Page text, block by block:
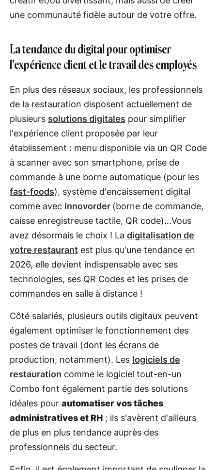
une communauté fidèle autour de votre offre.
La tendance du digital pour optimiser
l'expérience client et le travail des employés
En plus des réseaux sociaux, les professionnels
de la restauration disposent actuellement de
plusieurs solutions digitales pour simplifier
l'expérience client proposée par leur
établissement : menu disponible via un QR Code
à scanner avec son smartphone, prise de
commande à une borne automatique (pour les
fast-foods), système d'encaissement digital
comme avec Innovorder (borne de commande,
caisse enregistreuse tactile, QR code)…Vous
avez désormais le choix ! La digitalisation de
votre restaurant est plus qu'une tendance en
2026, elle devient indispensable avec ses
technologies, ses QR Codes et les prises de
commandes en salle à distance !
Côté salariés, plusieurs outils digitaux peuvent
également optimiser le fonctionnement des
postes de travail (dont les écrans de
production, notamment). Les logiciels de
restauration comme le logiciel tout-en-un
Combo font également partie des solutions
idéales pour automatiser vos tâches
administratives et RH ; ils s'avèrent d'ailleurs
de plus en plus tendance auprès des
professionnels du secteur.